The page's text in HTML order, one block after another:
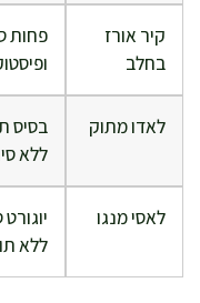
קיר אורז
בחלב
פחות
לאדו מתוק
בסיס
ללא
לאסי מנגו
ללא